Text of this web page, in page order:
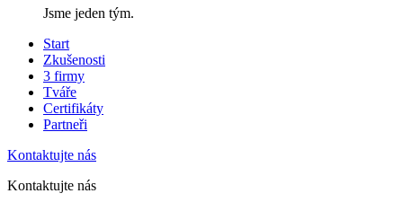
Jsme jeden tým.
Start
Zkušenosti
3 firmy
Tváře
Certifikáty
Partneři
Kontaktujte nás
Kontaktujte nás